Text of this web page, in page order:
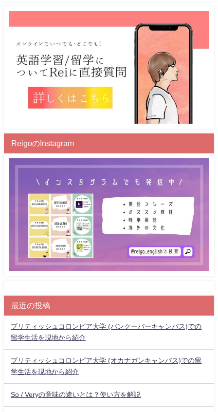
ReigoのInstagram
最近の投稿
ブリティッシュコロンビア大学 (バンクーバーキャンパス)での
留学生活を現地から紹介
ブリティッシュコロンビア大学 (オカナガンキャンパス)での留
学生活を現地から紹介
So / Veryの意味の違いとは？使い方を解説